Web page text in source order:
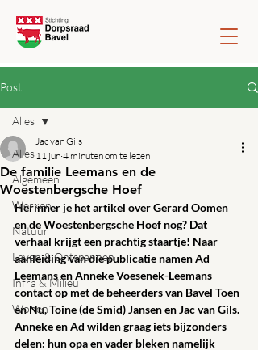
Post
Alles
Algemeen
Werken
Natuur
Leven & Ontspannen
Infra & Milieu
Wonen
Alles
De familie Leemans en de
Woestenbergsche Hoef
Jac van Gils
11 jun 4 minuten om te lezen
Herinner je het artikel over Gerard Oomen
en de Woestenbergsche Hoef nog? Dat
verhaal krijgt een prachtig staartje! Naar
aanleiding van die publicatie namen Ad
Leemans en Anneke Voesenek-Leemans
contact op met de beheerders van Bavel Toen
en Nu, Toine (de Smid) Jansen en Jac van Gils.
Anneke en Ad wilden graag iets bijzonders
delen: hun opa en vader bleken namelijk